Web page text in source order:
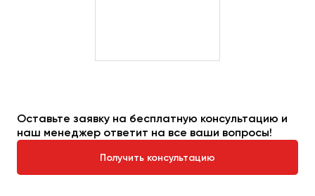
Оставьте заявку на бесплатную консультацию и
наш менеджер ответит на все ваши вопросы!
Получить консультацию